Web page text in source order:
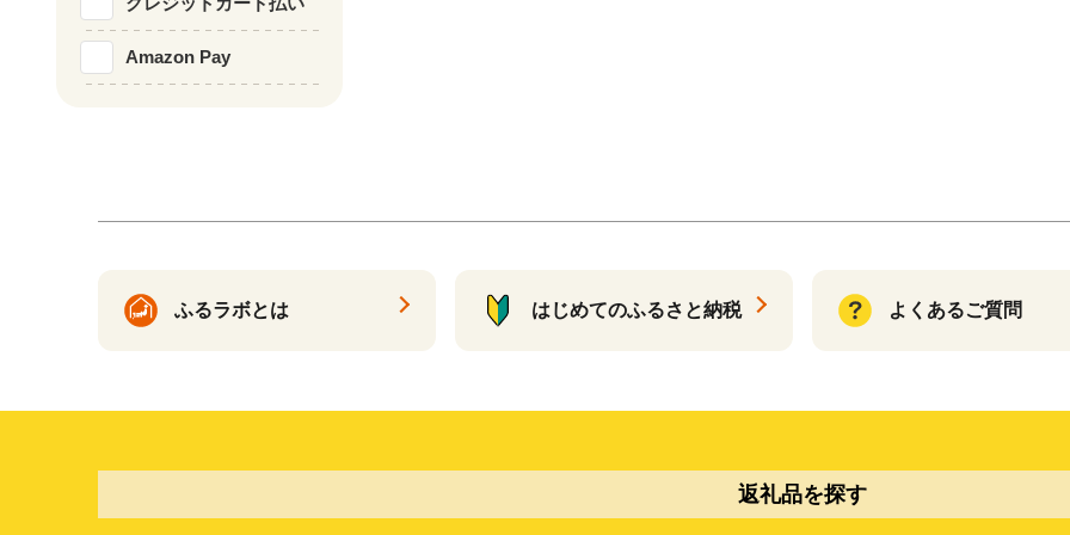
Amazon Pay
ふるラボとは はじめてのふるさと納税 よくあるご質問
返礼品を探す